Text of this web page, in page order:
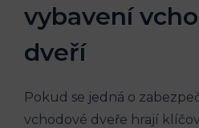
vybavení
dveří
Pokud se jedná o
vchodové dveře hrají